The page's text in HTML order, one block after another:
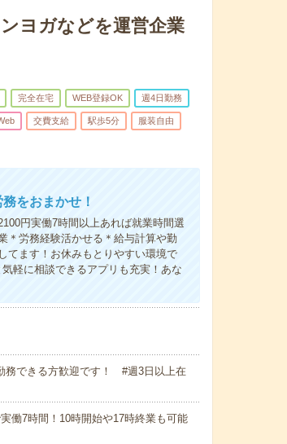
ヨガなどを運営企業
完全在宅 WEB登録OK 週4日勤務
交費支給 駅歩5分 服装自由
をおまかせ！
円実働7時間以上あれば就業時間選
＊労務経験活かせる＊給与計算や勤
てます！お休みもとりやすい環境で
軽に相談できるアプリも充実！あな
できる方歓迎です！ #週3日以上在
働7時間！10時開始や17時終業も可能